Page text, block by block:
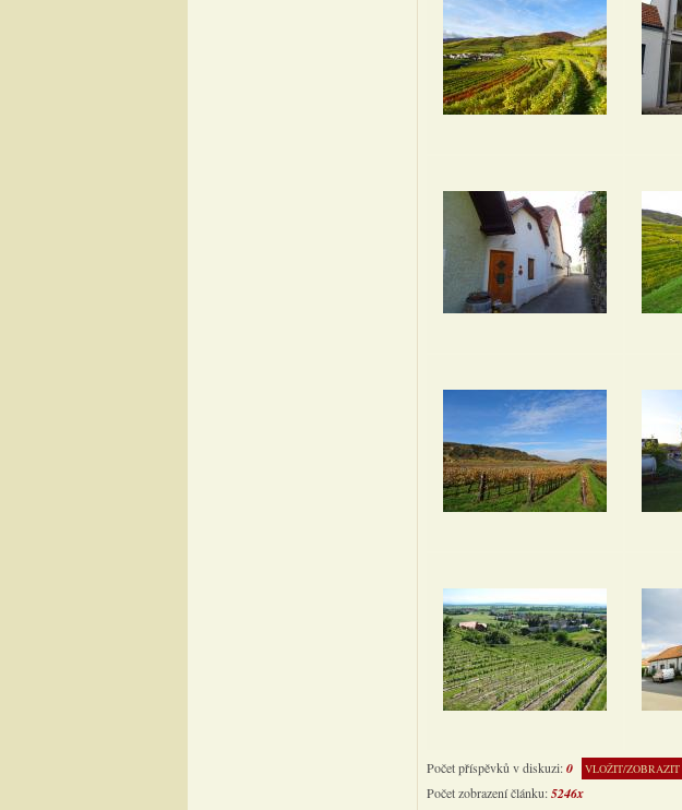
Počet příspěvků v diskuzi:0 VLOŽIT/ZOBRAZIT
Počet zobrazení článku:5246x